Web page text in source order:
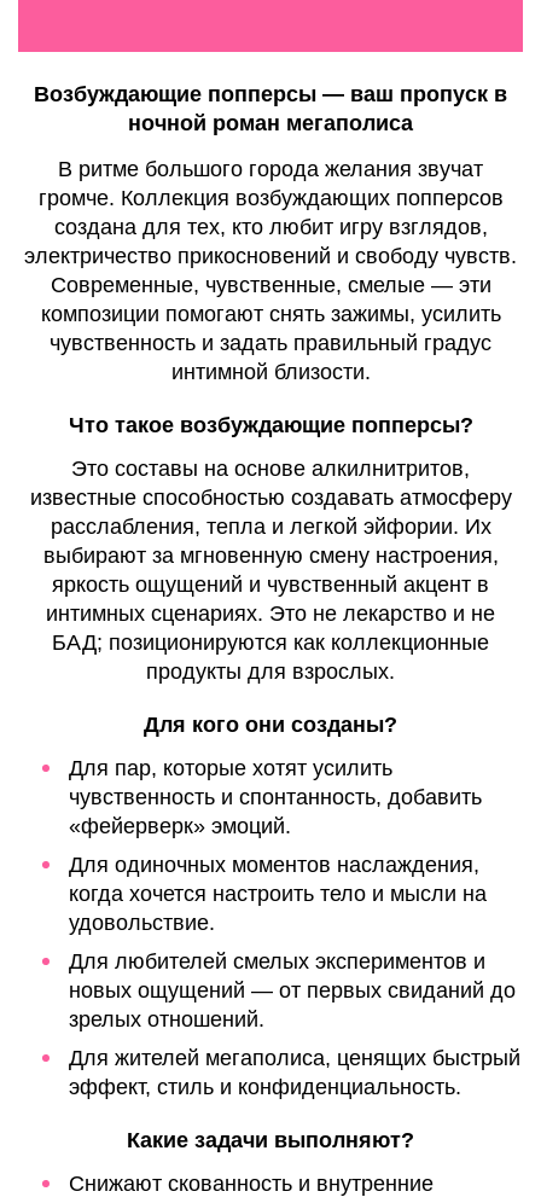
Возбуждающие попперсы — ваш пропуск в
ночной роман мегаполиса
В ритме большого города желания звучат
громче. Коллекция возбуждающих попперсов
создана для тех, кто любит игру взглядов,
электричество прикосновений и свободу чувств.
Современные, чувственные, смелые — эти
композиции помогают снять зажимы, усилить
чувственность и задать правильный градус
интимной близости.
Что такое возбуждающие попперсы?
Это составы на основе алкилнитритов,
известные способностью создавать атмосферу
расслабления, тепла и легкой эйфории. Их
выбирают за мгновенную смену настроения,
яркость ощущений и чувственный акцент в
интимных сценариях. Это не лекарство и не
БАД; позиционируются как коллекционные
продукты для взрослых.
Для кого они созданы?
Для пар, которые хотят усилить
чувственность и спонтанность, добавить
«фейерверк» эмоций.
Для одиночных моментов наслаждения,
когда хочется настроить тело и мысли на
удовольствие.
Для любителей смелых экспериментов и
новых ощущений — от первых свиданий до
зрелых отношений.
Для жителей мегаполиса, ценящих быстрый
эффект, стиль и конфиденциальность.
Какие задачи выполняют?
Снижают скованность и внутренние